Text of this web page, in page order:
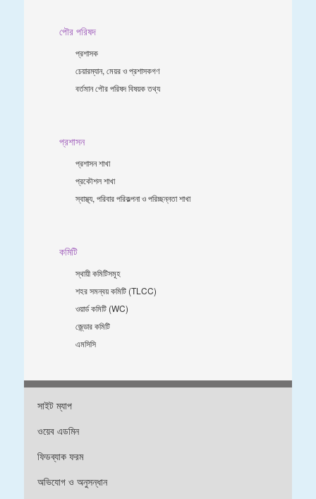
পৌর পরিষদ
প্রশাসক
চেয়ারম্যান, মেয়র ও প্রশাসকগণ
বর্তমান পৌর পরিষদ বিষয়ক তথ্য
প্রশাসন
প্রশাসন শাখা
প্রকৌশল শাখা
স্বাস্থ্য, পরিবার পরিকল্পনা ও পরিচ্ছন্নতা শাখা
কমিটি
স্থায়ী কমিটিসমূহ
শহর সমন্বয় কমিটি (TLCC)
ওয়ার্ড কমিটি (WC)
জে্ন্ডার কমিটি
এমসিসি
সাইট ম্যাপ
ওয়েব এডমিন
ফিডব্যাক ফরম
অভিযোগ ও অনুসন্ধান